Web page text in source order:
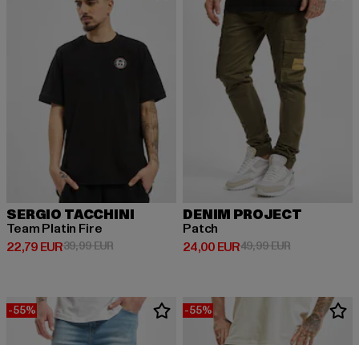
SERGIO TACCHINI
Team Platin Fire
22,79 EUR
Derzeitiger Preis: 22,79 EUR
39,99 EURAktionspreis: 39,99 EUR
DENIM PROJECT
Patch
24,00 EUR
Derzeitiger Preis: 24,00 EUR
49,99 EURAktionspreis:
-55% -55%